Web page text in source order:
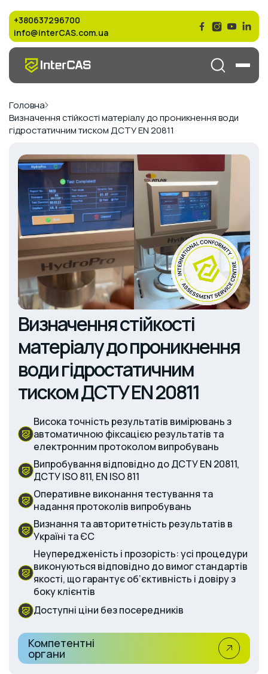
+380637296700
info@interCAS.com.ua
Головна
Визначення стійкості матеріалу до проникнення води
гідростатичним тиском ДСТУ EN 20811
Визначення стійкості
матеріалу до проникнення
води гідростатичним
тиском ДСТУ EN 20811
Висока точність результатів вимірювань з
автоматичною фіксацією результатів та
електронним протоколом випробувань
Випробування відповідно до ДСТУ EN 20811,
ДСТУ ISO 811, EN ISO 811
Оперативне виконання тестування та
надання протоколів випробувань
Визнання та авторитетність результатів в
Україні та ЄС
Неупередженість і прозорість: усі процедури
виконуються відповідно до вимог стандартів
якості, що гарантує об’єктивність і довіру з
боку клієнтів
Доступні ціни без посередників
Компетентні
органи